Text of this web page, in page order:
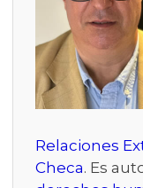
Relaciones
Checa. Es